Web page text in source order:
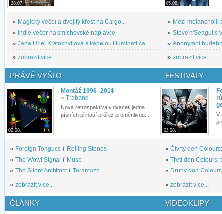
28.07.
» Magický večer a dvojitý křest na Cargo...
» Indie večer na smíchovské náplavce
» Jana Uriel Kratochvílová s kapelou Illuminati.ca...
» zobrazit více...
05.08.
» Mezi melancholií
» Steve'n'Seagulls
» Anonymní
» zobrazit více...
PRÁVĚ VYŠLO
02.08.
Montáž 1996–2014
» Traband
Nová retrospektiva v dvaceti jedna
písních přináší průřez proměnlivou...
» Foreign Tongues / Rolling Stones
» The Wow! Signal / Muse
» The Silent Architect/ Teramaze
» zobrazit více...
FESTIVALY
02.08.
V
» Čtvrtý den
» Třetí den Colours:
» Druhý den
» zobrazit více...
ČLÁNKY VIDEOKLIPY